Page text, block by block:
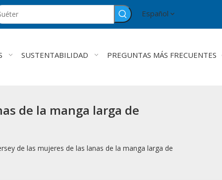
Español
SUSTENTABILIDAD PREGUNTAS MÁS FRECUENTES
de la manga larga de
de las mujeres de las lanas de la manga larga de